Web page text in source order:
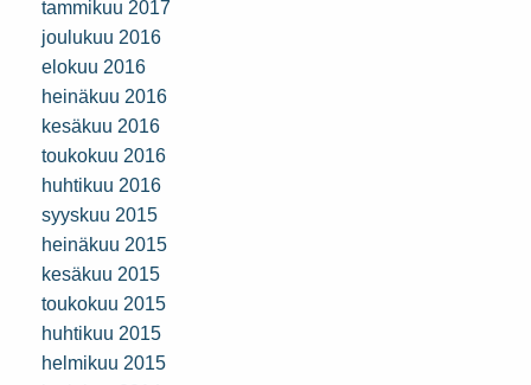
tammikuu 2017
joulukuu 2016
elokuu 2016
heinäkuu 2016
kesäkuu 2016
toukokuu 2016
huhtikuu 2016
syyskuu 2015
heinäkuu 2015
kesäkuu 2015
toukokuu 2015
huhtikuu 2015
helmikuu 2015